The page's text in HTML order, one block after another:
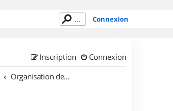
Connexion
Connexion
Inscription
Organisation de sorties en région Centre